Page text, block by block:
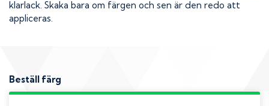
klarlack. Skaka bara om färgen och sen är den redo att
appliceras.
Beställ färg